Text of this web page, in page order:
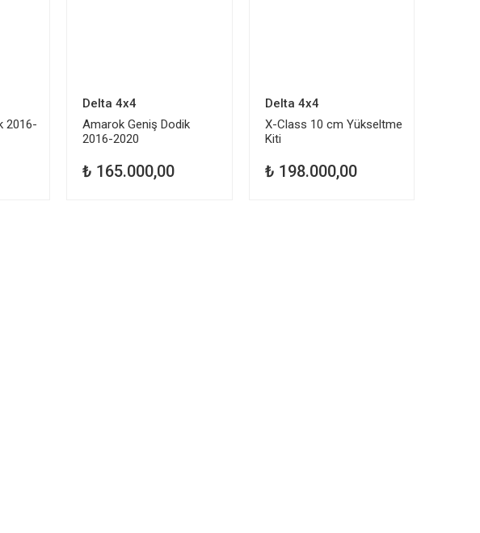
2016-
Delta 4x4
Amarok Geniş Dodik
2016-2020
₺ 165.000,00
Delta 4x4
X-Class 10 cm Yükseltme
Kiti
₺ 198.000,00